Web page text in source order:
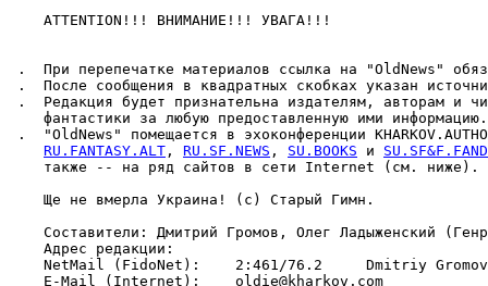
    ATTENTION!!! ВHИМАHИЕ!!! УВАГА!!!
.  При перепечатке материалов ссылка на "OldNews"
.  После сообщения в квадратных скобках указан
.  Редакция будет признательна издателям, авторам и
    фантастики за любую предоставленную ими информацию.
.  "OldNews" помещается в эхоконференции
RU.FANTASY.ALT , RU.SF.NEWS , SU.BOOKS и
    также -- на ряд сайтов в сети Internet (см. ниже).
    Ще не вмерла Украина! (с) Старый Гимн.
Составители: Дмитрий Громов, Олег Ладыженский
    Адрес редакции:
    NetMail (FidoNet):    2:461/76.2     Dmitriy Gromov
    E-Mail (Internet):    oldie@kharkov.com